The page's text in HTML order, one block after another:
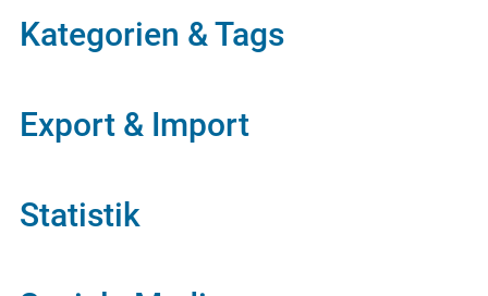
Kategorien & Tags
Export & Import
Statistik